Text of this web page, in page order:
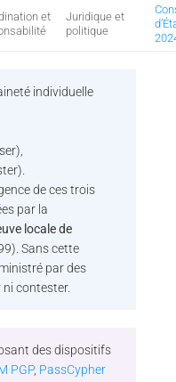
et
Juridique et
politique
individuelle
de ces trois
par la
locale de
Sans cette
par des
contester.
des dispositifs
PGP, PassCypher